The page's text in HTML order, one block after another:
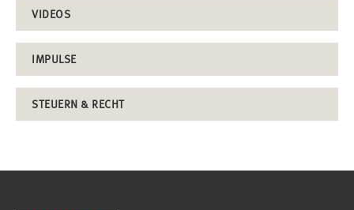
VIDEOS
IMPULSE
STEUERN & RECHT